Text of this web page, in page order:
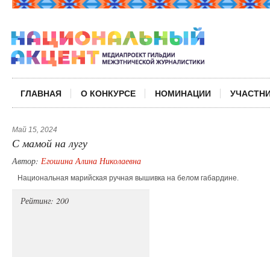
ГЛАВНАЯ О КОНКУРСЕ НОМИНАЦИИ
Май 15, 2024
С мамой на лугу
Автор: Егошина Алина Николаевна
Национальная марийская ручная вышивка на белом габардине.
Рейтинг: 200